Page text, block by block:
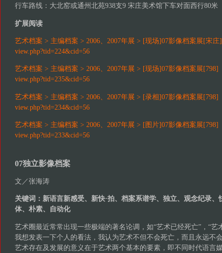
行车路线：大北窑或通州北苑938支9 宋庄美术馆下车对面西行80米
扩展阅读
艺术档案 > 主编档案 > 2006、2007年展 > [现场]07影像档案展[宋庄]
view.php?tid=224&cid=56
艺术档案 > 主编档案 > 2006、2007年展 > [现场]07影像档案展[798]
view.php?tid=235&cid=56
艺术档案 > 主编档案 > 2006、2007年展 > [录相]07影像档案展[798]
view.php?tid=234&cid=56
艺术档案 > 主编档案 > 2006、2007年展 > [图片]07影像档案展[798]
view.php?tid=233&cid=56
07独立影像档案
文／张海涛
关键词：新语言新感受、新快·拍、档案系谱学、独立、观念纪录、
体、朴素、自动化
艺术圈最近常常出现一些极端的著名论调，如“艺术已经死亡”，“艺
我想发表一下个人的看法，我认为艺术不但不会死亡，而且永远不
艺术存在及发展的意义在于艺术两个基本的要素，即不同时代语言